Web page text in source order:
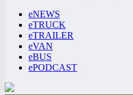
eNEWS
eTRUCK
eTRAILER
eVAN
eBUS
ePODCAST